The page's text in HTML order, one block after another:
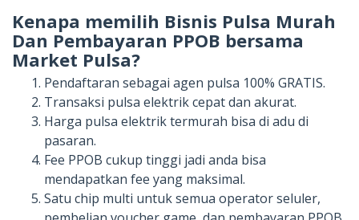
Kenapa memilih Bisnis Pulsa Murah
Dan Pembayaran PPOB bersama
Market Pulsa?
Pendaftaran sebagai agen pulsa 100% GRATIS.
Transaksi pulsa elektrik cepat dan akurat.
Harga pulsa elektrik termurah bisa di adu di
pasaran.
Fee PPOB cukup tinggi jadi anda bisa
mendapatkan fee yang maksimal.
Satu chip multi untuk semua operator seluler,